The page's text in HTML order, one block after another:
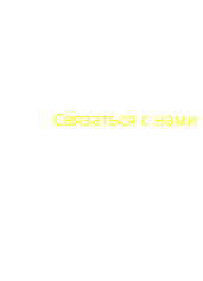
Связаться с нами